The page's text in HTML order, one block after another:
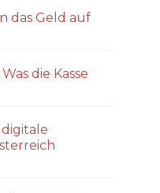
das Geld auf
die Kasse
digitale